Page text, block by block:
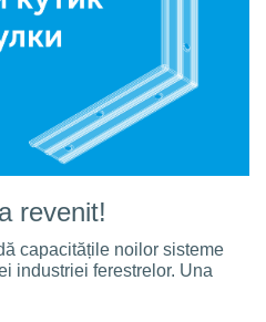
revenit!
capacitățile noilor sisteme
industriei ferestrelor. Una